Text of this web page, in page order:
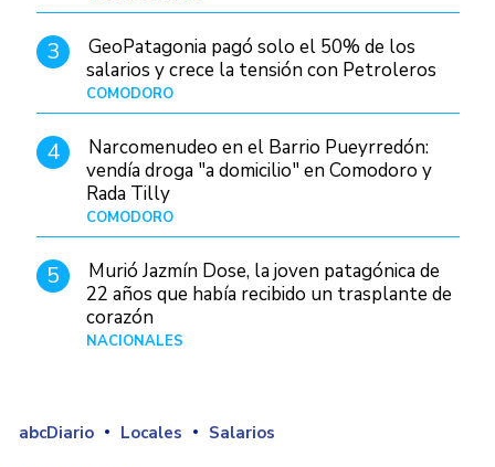
3
GeoPatagonia pagó solo el 50% de los
salarios y crece la tensión con Petroleros
COMODORO
4
Narcomenudeo en el Barrio Pueyrredón:
vendía droga "a domicilio" en Comodoro y
Rada Tilly
COMODORO
5
Murió Jazmín Dose, la joven patagónica de
22 años que había recibido un trasplante de
corazón
NACIONALES
abcDiario Locales Salarios